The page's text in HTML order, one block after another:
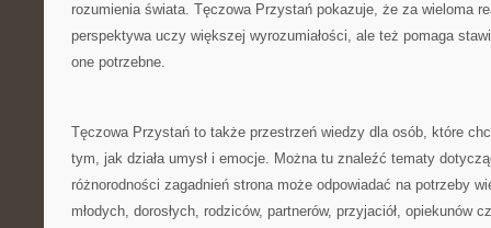
rozumienia świata. Tęczowa Przystań pokazuje, że za wieloma
perspektywa uczy większej wyrozumiałości, ale też pomaga
one potrzebne.
Tęczowa Przystań to także przestrzeń wiedzy dla osób, które
tym, jak działa umysł i emocje. Można tu znaleźć tematy
różnorodności zagadnień strona może odpowiadać na potrzeby
młodych, dorosłych, rodziców, partnerów, przyjaciół, opiekunów